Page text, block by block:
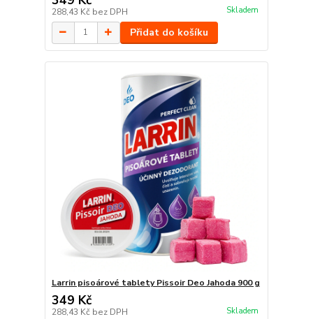
288,43 Kč bez DPH Skladem
Přidat do košíku
Larrin pisoárové tablety Pissoir Deo Jahoda 900 g
349 Kč
288,43 Kč bez DPH Skladem